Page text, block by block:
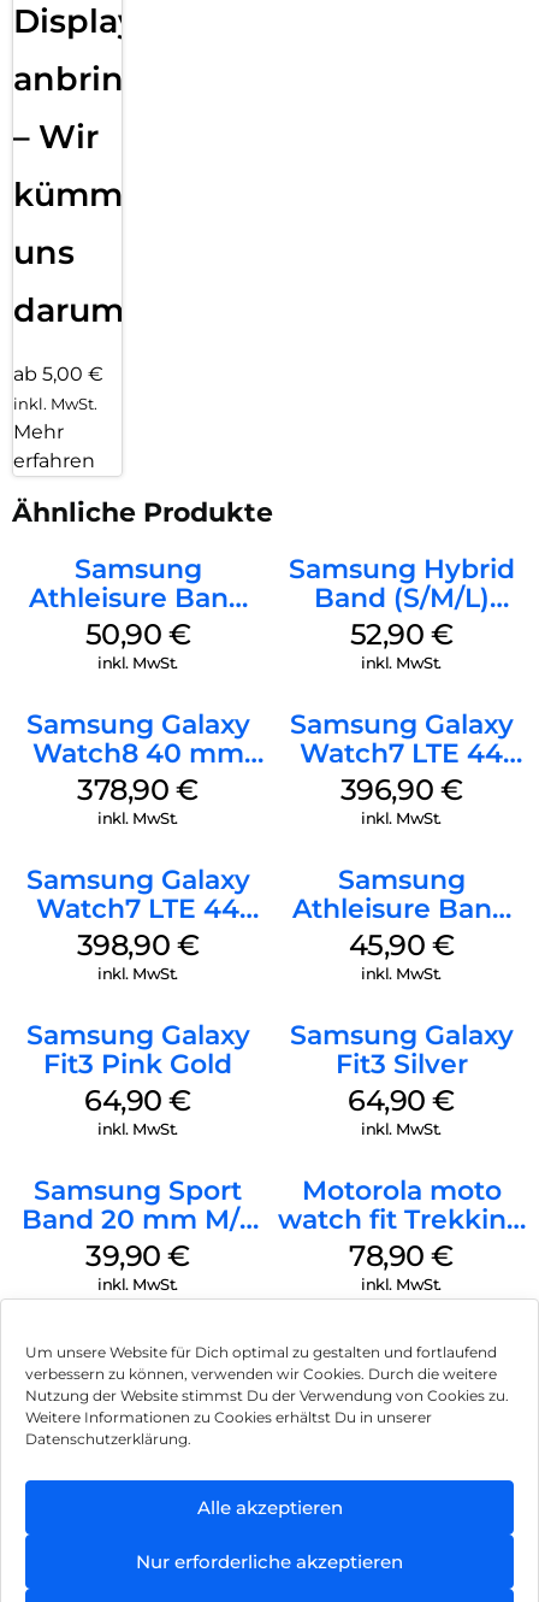
Um unsere Website für Dich optimal zu gestalten und fortlaufend
verbessern zu können, verwenden wir Cookies. Durch die weitere
Nutzung der Website stimmst Du der Verwendung von Cookies zu.
Weitere Informationen zu Cookies erhältst Du in unserer
Datenschutzerklärung.
Alle akzeptieren
Nur erforderliche akzeptieren
Displayfolie
anbringen
– Wir
kümmern
uns
darum!
ab 5,00 €
inkl. MwSt.
Mehr
erfahren
Ähnliche Produkte
Samsung
Athleisure Band
(M/L) Galaxy
Watch8/Watch8
50,90 €
inkl. MwSt.
Samsung Hybrid
Band (S/M/L)
Galaxy
Watch8/Watch8
52,90 €
inkl. MwSt.
Samsung Galaxy
Watch8 40 mm
Graphite
378,90€
inkl. MwSt.
Samsung Galaxy
Watch7 LTE 44
mm Green
396,90 €
inkl. MwSt.
Samsung Galaxy
Watch7 LTE 44
mm Silver
398,90 €
inkl. MwSt.
Samsung
Athleisure Band
S/M Galaxy
Watch7 Cream
45,90 €
inkl. MwSt.
Samsung Galaxy
Fit3 Pink Gold
64,90€
inkl. MwSt.
Samsung Galaxy
Fit3 Silver
64,90€
inkl. MwSt.
Samsung Sport
Band 20 mm M/L
Galaxy Watch4
Serie Graphite
39,90€
inkl. MwSt.
Motorola moto
watch fit Trekking
Green
78,90€
inkl. MwSt.
Impressum
Hinweis zur Batterieentsorgung